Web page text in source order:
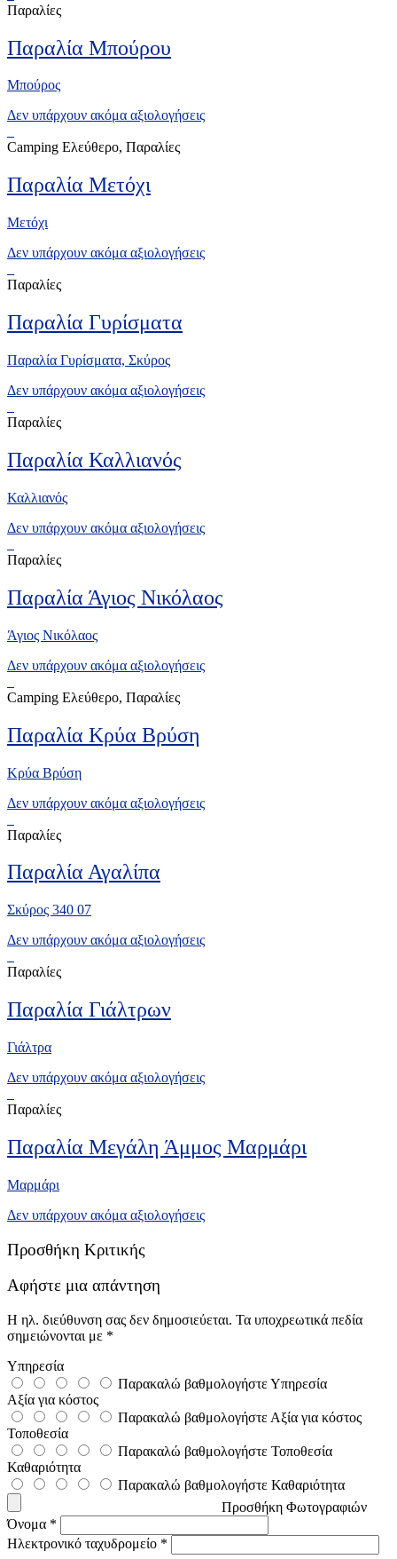
Παραλίες
Παραλία Μπούρου
Μπούρος
Δεν υπάρχουν ακόμα αξιολογήσεις
Camping Ελεύθερο, Παραλίες
Παραλία Μετόχι
Μετόχι
Δεν υπάρχουν ακόμα αξιολογήσεις
Παραλίες
Παραλία Γυρίσματα
Παραλία Γυρίσματα, Σκύρος
Δεν υπάρχουν ακόμα αξιολογήσεις
Παραλίες
Παραλία Καλλιανός
Καλλιανός
Δεν υπάρχουν ακόμα αξιολογήσεις
Παραλίες
Παραλία Άγιος Νικόλαος
Άγιος Νικόλαος
Δεν υπάρχουν ακόμα αξιολογήσεις
Camping Ελεύθερο, Παραλίες
Παραλία Κρύα Βρύση
Κρύα Βρύση
Δεν υπάρχουν ακόμα αξιολογήσεις
Παραλίες
Παραλία Αγαλίπα
Σκύρος 340 07
Δεν υπάρχουν ακόμα αξιολογήσεις
Παραλίες
Παραλία Γιάλτρων
Γιάλτρα
Δεν υπάρχουν ακόμα αξιολογήσεις
Παραλίες
Παραλία Μεγάλη Άμμος Μαρμάρι
Μαρμάρι
Δεν υπάρχουν ακόμα αξιολογήσεις
Προσθήκη Κριτικής
Αφήστε μια απάντηση
Η ηλ. διεύθυνση σας δεν δημοσιεύεται. Τα υποχρεωτικά πεδία
σημειώνονται με *
Υπηρεσία
Παρακαλώ βαθμολογήστε Υπηρεσία
Αξία για κόστος
Παρακαλώ βαθμολογήστε Αξία για κόστος
Τοποθεσία
Παρακαλώ βαθμολογήστε Τοποθεσία
Καθαριότητα
Παρακαλώ βαθμολογήστε Καθαριότητα
Προσθήκη Φωτογραφιών
Όνομα *
Ηλεκτρονικό ταχυδρομείο *